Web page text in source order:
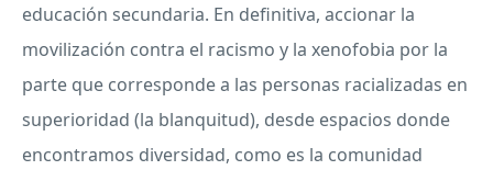
educación secundaria. En definitiva, accionar la
movilización contra el racismo y la xenofobia por la
parte que corresponde a las personas racializadas en
superioridad (la blanquitud), desde espacios donde
encontramos diversidad, como es la comunidad